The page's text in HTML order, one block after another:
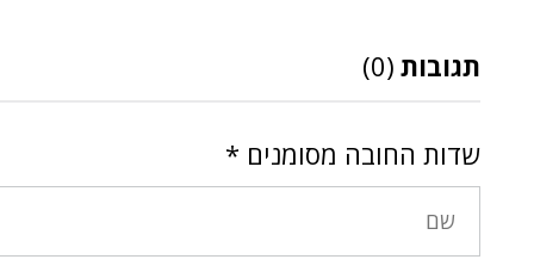
תגובות (0)
שדות החובה מסומנים *